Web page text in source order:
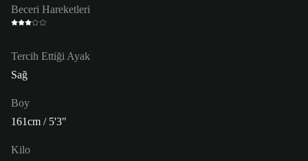
Beceri Hareketleri
Tercih Ettiği Ayak
Sağ
Boy
161cm / 5'3"
Kilo